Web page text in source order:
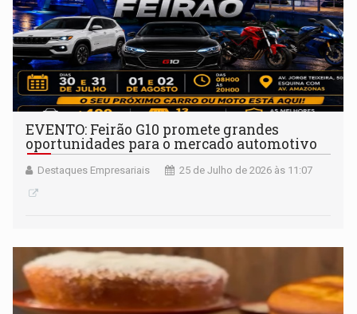
EVENTO: Feirão G10 promete grandes
oportunidades para o mercado automotivo
Destaques Empresariais 25 de Julho de 2026 às 11:07